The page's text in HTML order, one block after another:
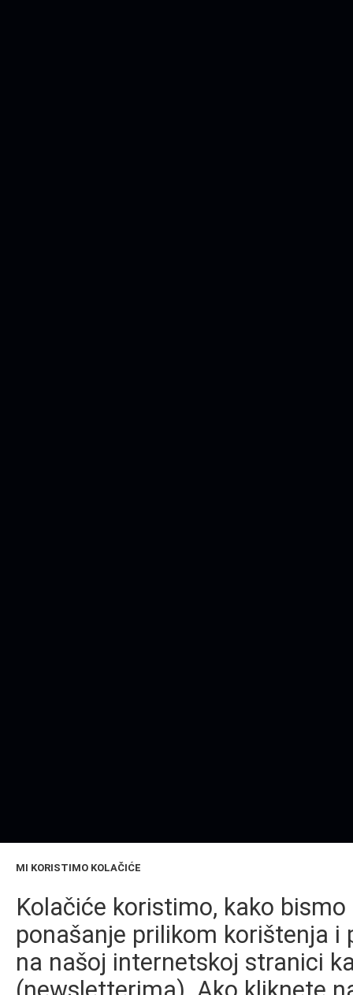
MI KORISTIMO KOLAČIĆE
Kolačiće koristimo, kako
ponašanje prilikom korištenja
na našoj internetskoj stranici